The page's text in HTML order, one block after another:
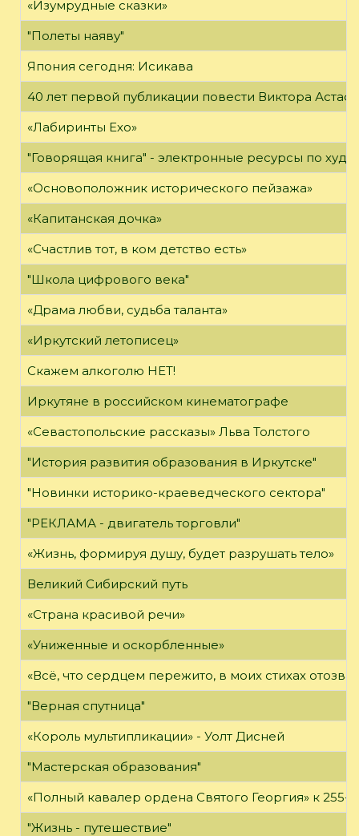
«Изумрудные сказки»
"Полеты наяву"
Япония сегодня: Исикава
40 лет первой публикации повести Виктора
«Лабиринты Ехо»
"Говорящая книга" - электронные ресурсы по
«Основоположник исторического пейзажа»
«Капитанская дочка»
«Счастлив тот, в ком детство есть»
"Школа цифрового века"
«Драма любви, судьба таланта»
«Иркутский летописец»
Скажем алкоголю НЕТ!
Иркутяне в российском кинематографе
«Севастопольские рассказы» Льва Толстого
"История развития образования в Иркутске"
"Новинки историко-краеведческого сектора"
"РЕКЛАМА - двигатель торговли"
«Жизнь, формируя душу, будет разрушать тело»
Великий Сибирский путь
«Страна красивой речи»
«Униженные и оскорбленные»
«Всё, что сердцем пережито, в моих стихах
"Верная спутница"
«Король мультипликации» - Уолт Дисней
"Мастерская образования"
«Полный кавалер ордена Святого Георгия» к
"Жизнь - путешествие"